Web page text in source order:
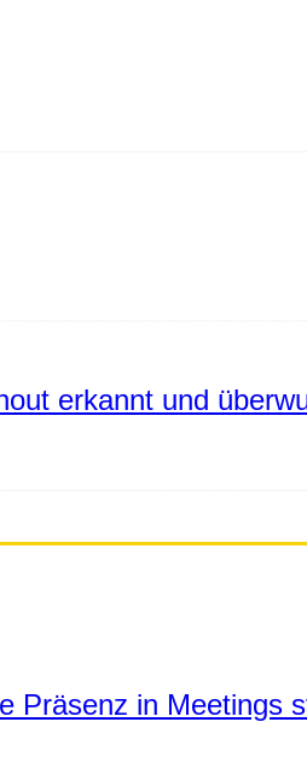
erkannt und
Präsenz in Meetings